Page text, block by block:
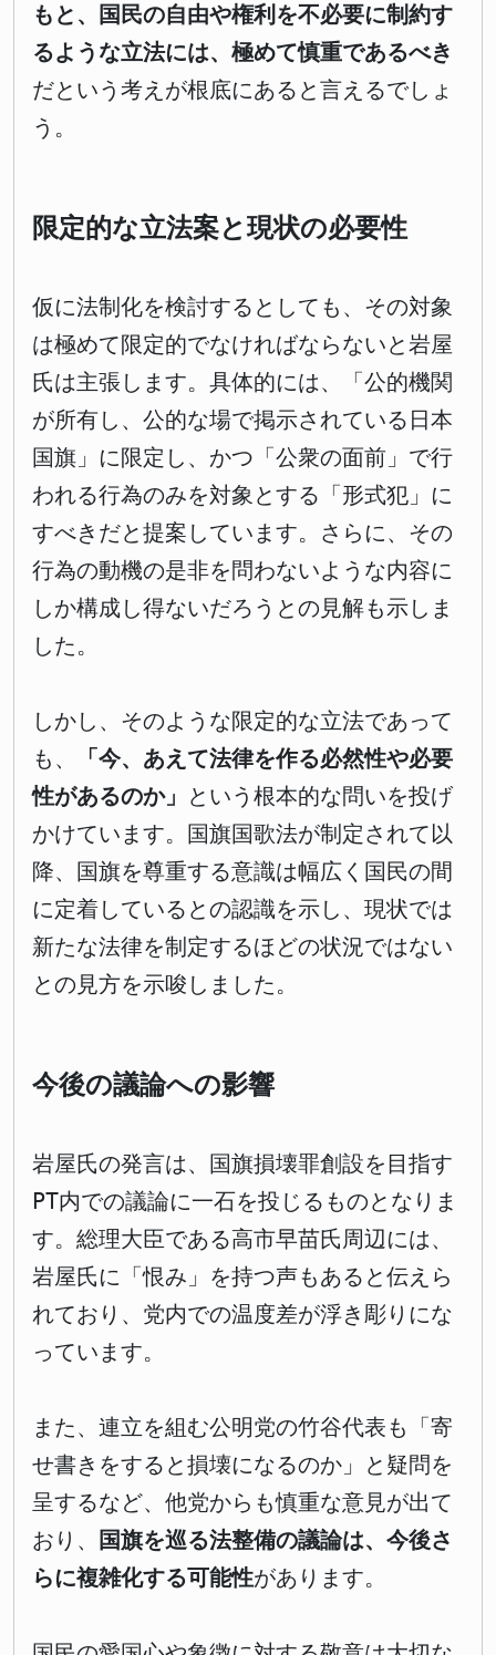
もと、国民の自由や権利を不必要に制約す
るような立法には、極めて慎重であるべき
だという考えが根底にあると言えるでしょ
う。
限定的な立法案と現状の必要性
仮に法制化を検討するとしても、その対象
は極めて限定的でなければならないと岩屋
氏は主張します。具体的には、「公的機関
が所有し、公的な場で掲示されている日本
国旗」に限定し、かつ「公衆の面前」で行
われる行為のみを対象とする「形式犯」に
すべきだと提案しています。さらに、その
行為の動機の是非を問わないような内容に
しか構成し得ないだろうとの見解も示しま
した。
しかし、そのような限定的な立法であって
も、
「今、あえて法律を作る必然性や必要
性があるのか」 という根本的な問いを投げ
かけています。国旗国歌法が制定されて以
降、国旗を尊重する意識は幅広く国民の間
に定着しているとの認識を示し、現状では
新たな法律を制定するほどの状況ではない
との見方を示唆しました。
今後の議論への影響
岩屋氏の発言は、国旗損壊罪創設を目指す
PT内での議論に一石を投じるものとなりま
す。総理大臣である高市早苗氏周辺には、
岩屋氏に「恨み」を持つ声もあると伝えら
れており、党内での温度差が浮き彫りにな
っています。
また、連立を組む公明党の竹谷代表も「寄
せ書きをすると損壊になるのか」と疑問を
呈するなど、他党からも慎重な意見が出て
おり、
国旗を巡る法整備の議論は、今後さ
らに複雑化する可能性があります。